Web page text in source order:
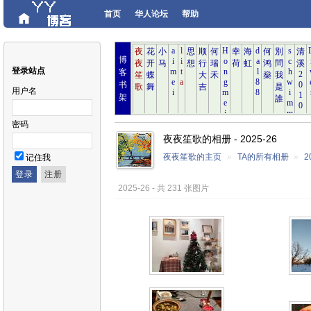
首页 华人论坛 帮助
登录站点
用户名
密码
记住我
博
客
书
架
夜夜笙歌的相册 - 2025-26
夜夜笙歌的主页 » TA的所有相册 »
2025-26 - 共 231 张图片